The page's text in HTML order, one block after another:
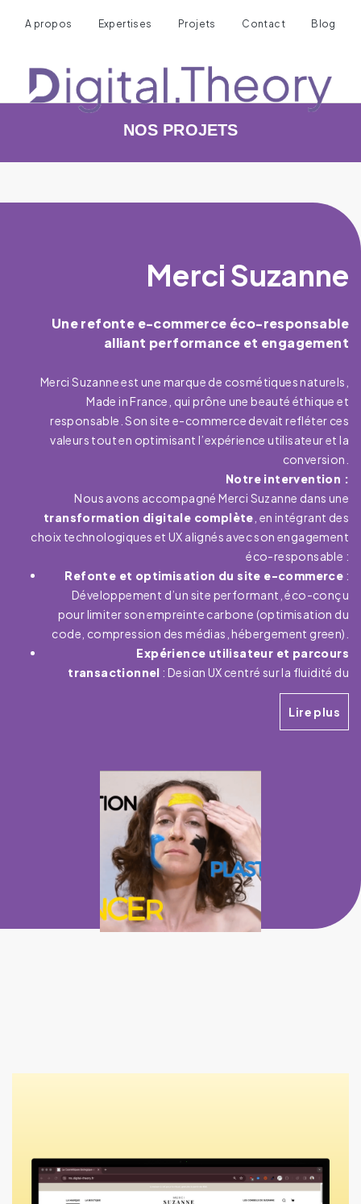
A propos Expertises Projets Contact Blog
NOS PROJETS
Merci Suzanne
Une refonte e-commerce éco-responsable
alliant performance et engagement
Merci Suzanne est une marque de cosmétiques naturels,
Made in France, qui prône une beauté éthique et
responsable. Son site e-commerce devait refléter ces
valeurs tout en optimisant l’expérience utilisateur et la
conversion.
Notre intervention :
Nous avons accompagné Merci Suzanne dans une
transformation digitale complète , en intégrant des
choix technologiques et UX alignés avec son engagement
éco-responsable :
Refonte et optimisation du site e-commerce :
Développement d’un site performant, éco-conçu
pour limiter son empreinte carbone (optimisation du
code, compression des médias, hébergement green).
Expérience utilisateur et parcours
transactionnel : Design UX centré sur la fluidité du
data-driven
pour maximiser les taux de conversion.
Stratégie visuelle et branding digital: Définition
cohérence avec les valeurs éthiques de la marque.
Optimisation du contenu et SEO responsable
Création de contenus adaptés aux exigences des
moteurs de recherche, tout en privilégiant une
approche respectueuse (mots-clés pertinents,
structure légère).
Accompagnement sur les réseaux sociaux
en place d’une stratégie de contenu engageante,
valorisant les engagements écologiques et la
Lire plus